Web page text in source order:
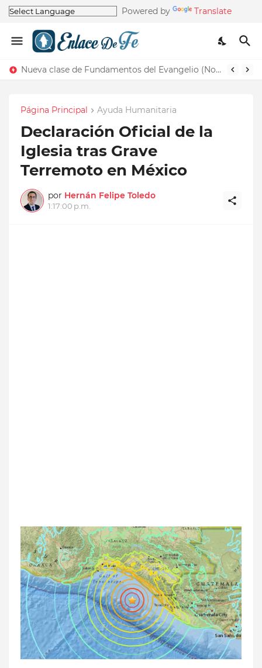
Powered by Translate
Nueva clase de Fundamentos del Evangelio (Nos recuerda la de Principios del Evangelio)
Página Principal Ayuda Humanitaria
Declaración Oficial de la
Iglesia tras Grave
Terremoto en México
por Hernán Felipe Toledo
1:17:00 p.m.